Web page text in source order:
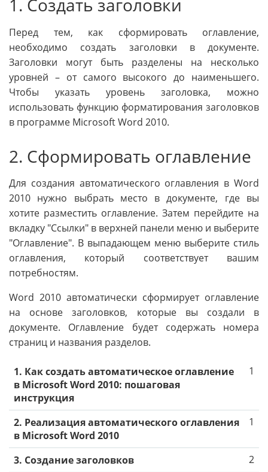
1. Создать заголовки
Перед тем, как сформировать оглавление,
необходимо создать заголовки в документе.
Заголовки могут быть разделены на несколько
уровней – от самого высокого до наименьшего.
Чтобы указать уровень заголовка, можно
использовать функцию форматирования заголовков
в программе Microsoft Word 2010.
2. Сформировать оглавление
Для создания автоматического оглавления в Word
2010 нужно выбрать место в документе, где вы
хотите разместить оглавление. Затем перейдите на
вкладку "Ссылки" в верхней панели меню и выберите
"Оглавление". В выпадающем меню выберите стиль
оглавления, который соответствует вашим
потребностям.
Word 2010 автоматически сформирует оглавление
на основе заголовков, которые вы создали в
документе. Оглавление будет содержать номера
страниц и названия разделов.
1. Как создать автоматическое оглавление
в Microsoft Word 2010: пошаговая
инструкция
1
2. Реализация автоматического оглавления
в Microsoft Word 2010
1
3. Создание заголовков
2